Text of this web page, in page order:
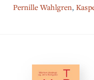
Pernille Wahlgren,